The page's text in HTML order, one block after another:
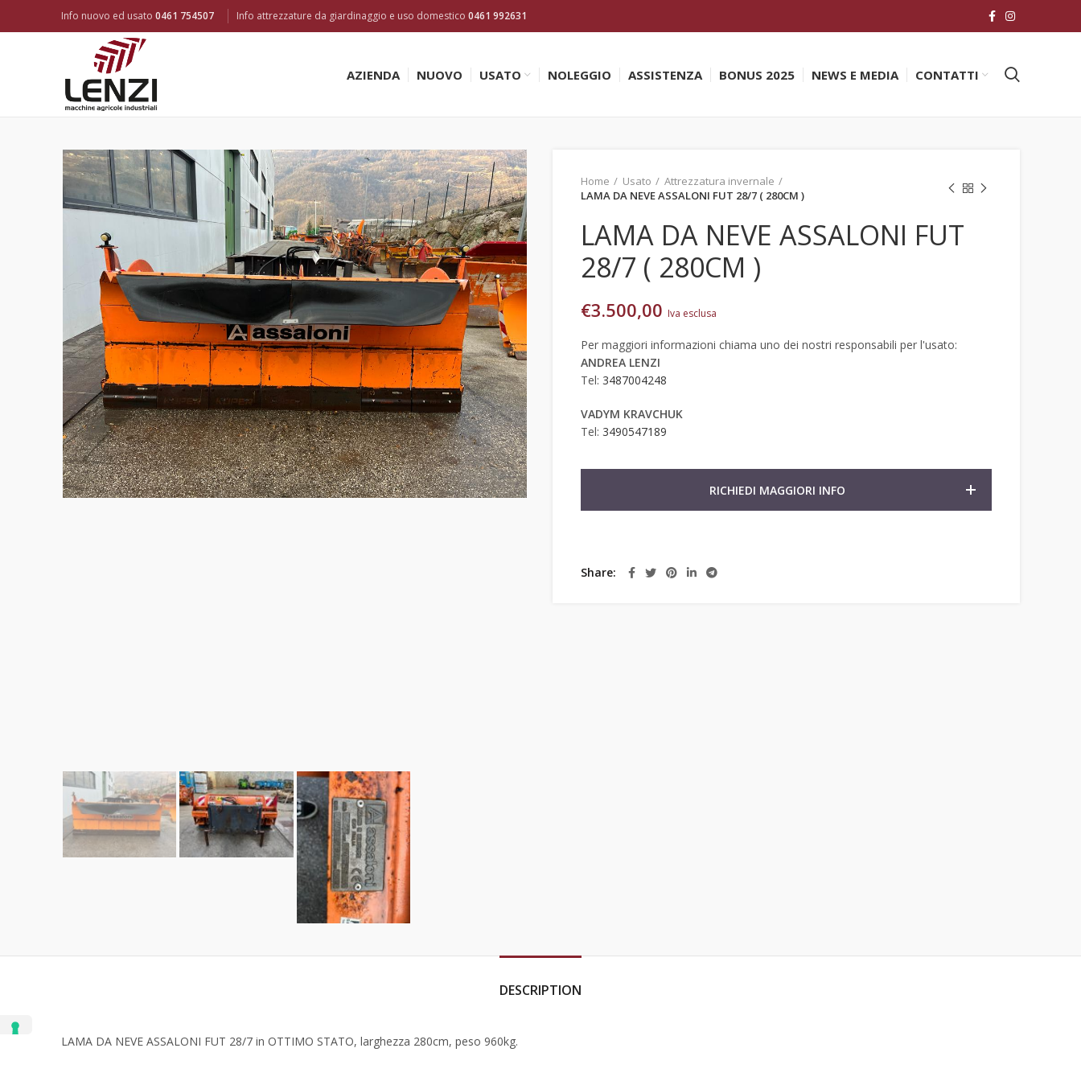
Info nuovo ed usato 0461 754507 Info attrezzature da giardinaggio e uso domestico 0461 992631
AZIENDA NUOVO USATO NOLEGGIO ASSISTENZA BONUS 2025 NEWS E MEDIA CONTATTI
Home Usato
Attrezzatura invernale
LAMA DA NEVE ASSALONI FUT 28/7 ( 280CM )
LAMA DA NEVE ASSALONI FUT
28/7 ( 280CM )
€3.500,00 Iva esclusa
Per maggiori informazioni chiama uno dei nostri responsabili per l'usato:
ANDREA LENZI
Tel: 3487004248
VADYM KRAVCHUK
Tel: 3490547189
RICHIEDI MAGGIORI INFO
Share
DESCRIPTION
LAMA DA NEVE ASSALONI FUT 28/7 in OTTIMO STATO, larghezza 280cm, peso 960kg.